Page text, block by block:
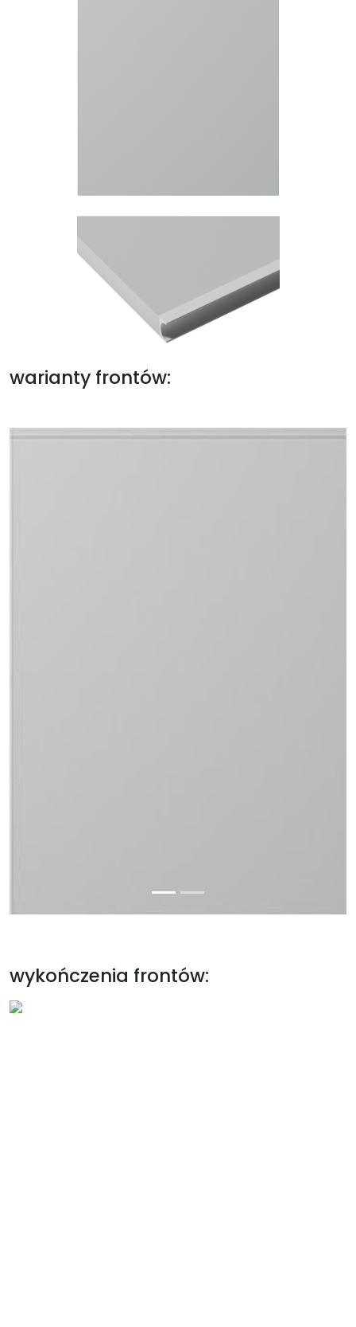
warianty frontów:
wykończenia frontów: